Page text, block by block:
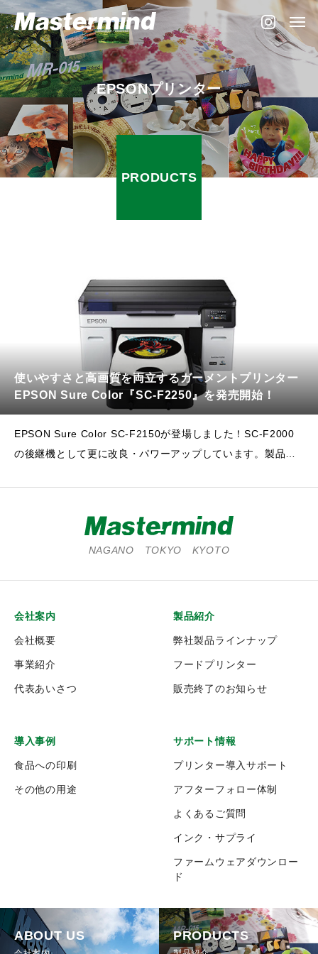
EPSONプリンター
PRODUCTS
使いやすさと高画質を両立するガーメントプリンター
EPSON Sure Color『SC-F2250』を発売開始！
EPSON Sure Color SC-F2150が登場しました！SC-F2000
の後継機として更に改良・パワーアップしています。製品の
NAGANO TOKYO KYOTO
会社案内
会社概要
事業紹介
代表あいさつ
製品紹介
弊社製品ラインナップ
フードプリンター
販売終了のお知らせ
導入事例
食品への印刷
その他の用途
サポート情報
プリンター導入サポート
アフターフォロー体制
よくあるご質問
インク・サプライ
ファームウェアダウンロー
ド
ABOUT US PRODUCTS